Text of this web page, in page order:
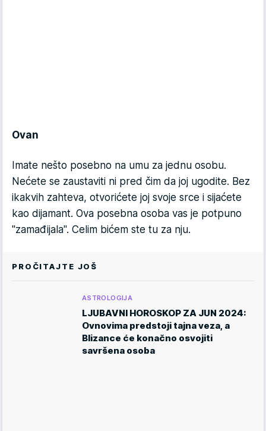
Ovan
Imate nešto posebno na umu za jednu osobu.
Nećete se zaustaviti ni pred čim da joj ugodite. Bez
ikakvih zahteva, otvorićete joj svoje srce i sijaćete
kao dijamant. Ova posebna osoba vas je potpuno
"zamađijala". Celim bićem ste tu za nju.
PROČITAJTE JOŠ
ASTROLOGIJA
LJUBAVNI HOROSKOP ZA JUN 2024:
Ovnovima predstoji tajna veza, a
Blizance će konačno osvojiti
savršena osoba